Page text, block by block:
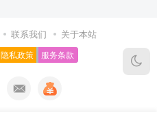
联系我们 关于本站
隐私政策 服务条款